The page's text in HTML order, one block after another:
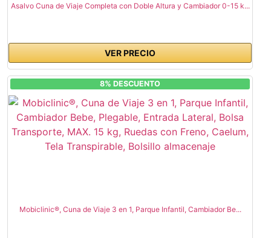
Asalvo Cuna de Viaje Completa con Doble Altura y Cambiador 0-15 k...
VER PRECIO
8% DESCUENTO
Mobiclinic®, Cuna de Viaje 3 en 1, Parque Infantil, Cambiador Be...